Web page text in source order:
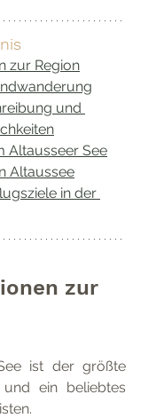
zur Region
und
Altausseer See
Altaussee
in der
zur
ist der größte
ein beliebtes